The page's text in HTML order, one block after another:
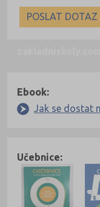
POSLAT DOTAZ
Ebook:
Jak se dostat
Učebnice: